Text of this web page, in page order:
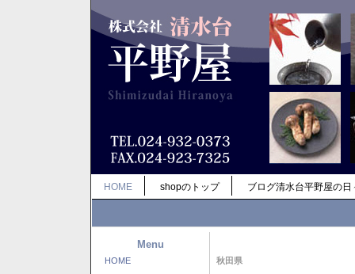
HOME shopのトップ ブログ清水台平野屋の日
Menu
HOME 秋田県